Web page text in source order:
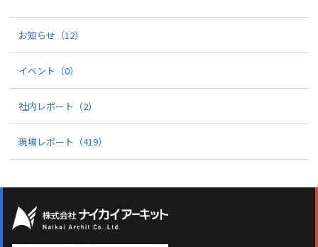
お知らせ （12）
イベント （0）
社内レポート （2）
現場レポート （419）